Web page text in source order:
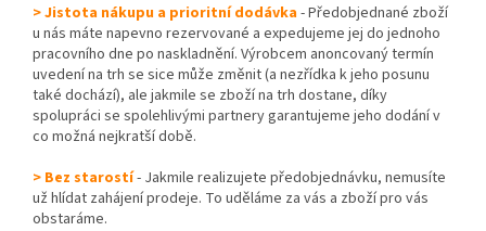
> Jistota nákupu a prioritní dodávka- Předobjednané zboží
u nás máte napevno rezervované a expedujeme jej do jednoho
pracovního dne po naskladnění. Výrobcem anoncovaný termín
uvedení na trh se sice může změnit (a nezřídka k jeho posunu
také dochází), ale jakmile se zboží na trh dostane, díky
spolupráci se spolehlivými partnery garantujeme jeho dodání v
co možná nejkratší době.
> Bez starostí- Jakmile realizujete předobjednávku, nemusíte
už hlídat zahájení prodeje. To uděláme za vás a zboží pro vás
obstaráme.